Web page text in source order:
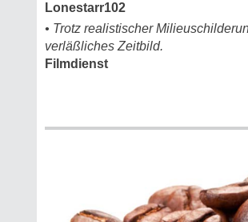
Lonestarr102
• Trotz realistischer
verläßliches Zeitbild.
Filmdienst